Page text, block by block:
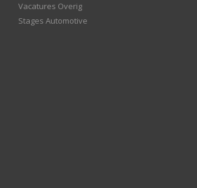
Vacatures Overig
Stages Automotive